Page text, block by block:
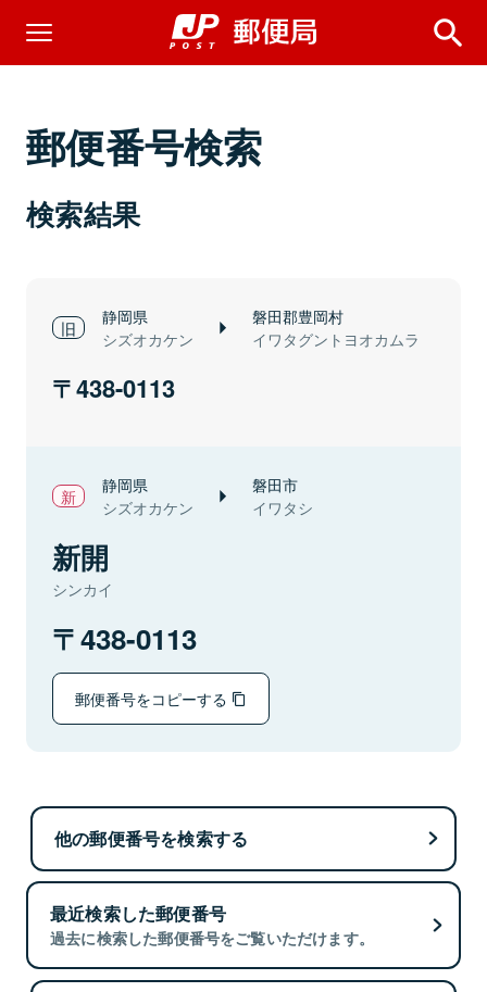
郵便番号検索
検索結果
静岡県
シズオカケン
磐田郡豊岡村
イワタグントヨオカムラ
438-0113
静岡県
シズオカケン
磐田市
イワタシ
新開
シンカイ
438-0113
郵便番号をコピーする
他の郵便番号を検索する
最近検索した郵便番号
過去に検索した郵便番号をご覧いただけます。